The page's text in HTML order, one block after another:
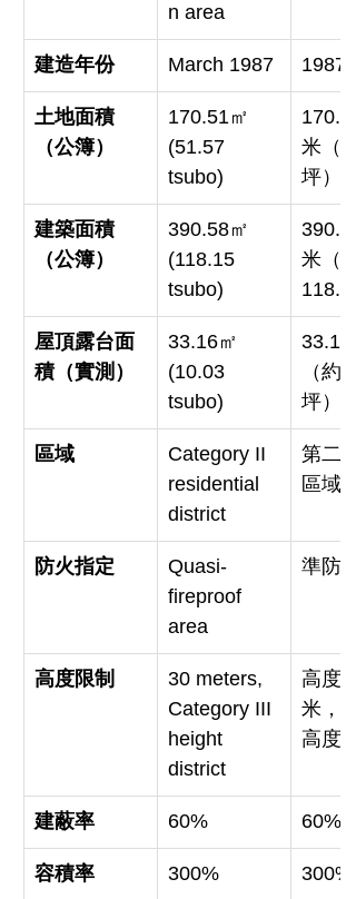
n area
建造年份 March 1987 1987
土地面積
（公簿）
170.51㎡
(51.57
tsubo)
米（
坪）
建築面積
（公簿）
390.58㎡
(118.15
tsubo)
米（約
屋頂露台面
積（實測）
33.16㎡
(10.03
tsubo)
33.16
（約
坪）
區域
Category II
residential
district
第二
區域
防火指定
Quasi-
fireproof
area
準防
高度限制
30 meters,
Category III
height
district
高度
米，
高度
建蔽率 60% 60%
容積率 300% 300%